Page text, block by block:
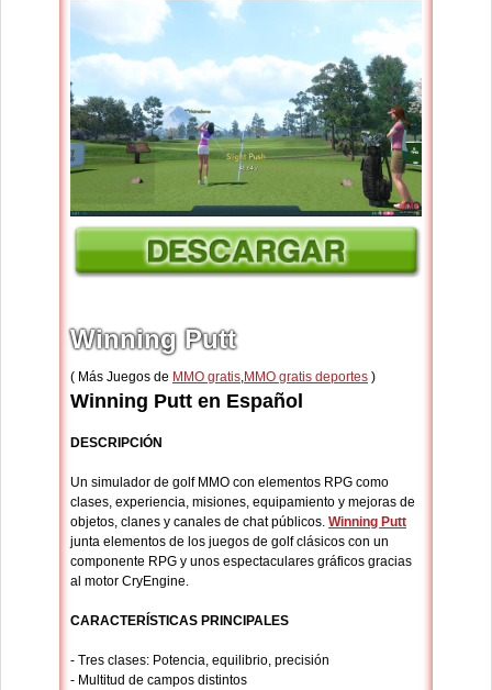
Winning Putt
( Más Juegos de MMO gratis,MMO gratis deportes )
Winning Putt en Español
DESCRIPCIÓN
Un simulador de golf MMO con elementos RPG como
clases, experiencia, misiones, equipamiento y mejoras de
objetos, clanes y canales de chat públicos. Winning Putt
junta elementos de los juegos de golf clásicos con un
componente RPG y unos espectaculares gráficos gracias
al motor CryEngine.
CARACTERÍSTICAS PRINCIPALES
- Tres clases: Potencia, equilibrio, precisión
- Multitud de campos distintos